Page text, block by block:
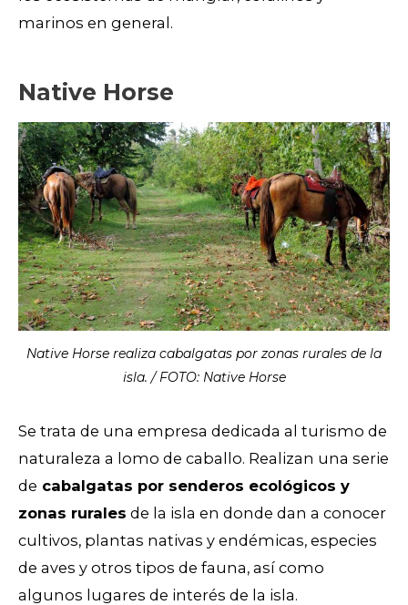
marinos en general.
Native Horse
Native Horse realiza cabalgatas por zonas rurales de la
isla. / FOTO: Native Horse
Se trata de una empresa dedicada al turismo de
naturaleza a lomo de caballo. Realizan una serie
de cabalgatas por senderos ecológicos y
zonas rurales de la isla en donde dan a conocer
cultivos, plantas nativas y endémicas, especies
de aves y otros tipos de fauna, así como
algunos lugares de interés de la isla.